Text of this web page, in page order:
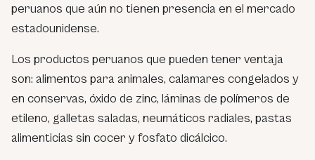
peruanos que aún no tienen presencia en el mercado
estadounidense.
Los productos peruanos que pueden tener ventaja
son: alimentos para animales, calamares congelados y
en conservas, óxido de zinc, láminas de polímeros de
etileno, galletas saladas, neumáticos radiales, pastas
alimenticias sin cocer y fosfato dicálcico.